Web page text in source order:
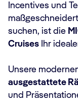
Incentives und
suchen, ist die
Cruises Ihr
Unsere
ausgestattete
und